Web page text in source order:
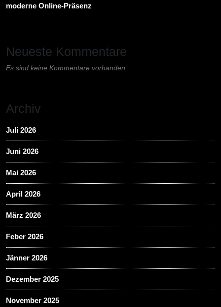
moderne Online-Präsenz
Neueste Kommentare
Es sind keine Kommentare vorhanden.
Archiv
Juli 2026
Juni 2026
Mai 2026
April 2026
März 2026
Feber 2026
Jänner 2026
Dezember 2025
November 2025